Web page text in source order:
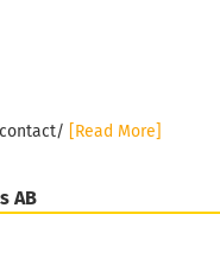
[Read More]
AB